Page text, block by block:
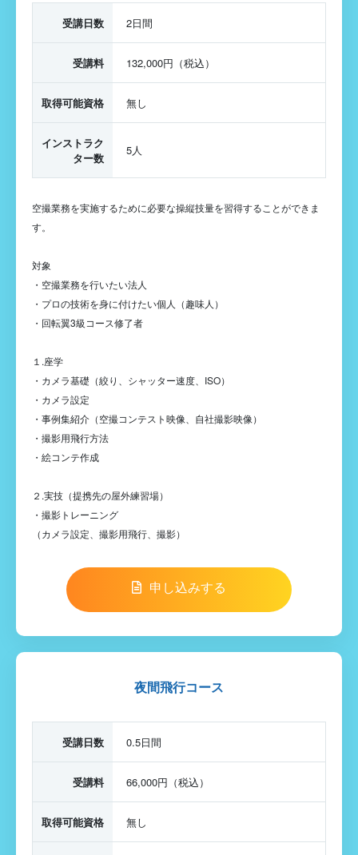
受講日数 2日間
受講料 132,000円（税込）
取得可能資格 無し
インストラク
ター数
5人
空撮業務を実施するために必要な操縦技量を習得することができま
す。
対象
・空撮業務を行いたい法人
・プロの技術を身に付けたい個人（趣味人）
・回転翼3級コース修了者
１.座学
・カメラ基礎（絞り、シャッター速度、ISO）
・カメラ設定
・事例集紹介（空撮コンテスト映像、自社撮影映像）
・撮影用飛行方法
・絵コンテ作成
２.実技（提携先の屋外練習場）
・撮影トレーニング
（カメラ設定、撮影用飛行、撮影）
申し込みする
夜間飛行コース
受講日数 0.5日間
受講料 66,000円（税込）
取得可能資格 無し